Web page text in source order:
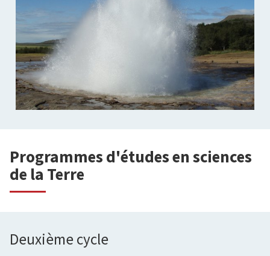
Programmes d'études en sciences
de la Terre
Deuxième cycle